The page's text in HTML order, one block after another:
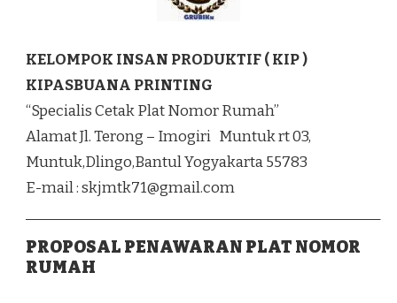
KELOMPOK INSAN PRODUKTIF ( KIP )
KIPASBUANA PRINTING
“Specialis Cetak Plat Nomor Rumah”
Alamat Jl. Terong – Imogiri Muntuk rt 03,
Muntuk,Dlingo,Bantul Yogyakarta 55783
E-mail :skjmtk71@gmail.com
PROPOSAL PENAWARAN PLAT NOMOR
RUMAH